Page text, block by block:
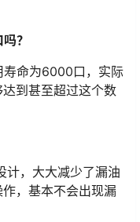
？
寿命为6000口，实际
到甚至超过这个数
计，大大减少了漏油
，基本不会出现漏